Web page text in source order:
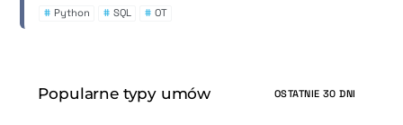
# Python # SQL # OT
Popularne typy umów OSTATNIE 30 DNI